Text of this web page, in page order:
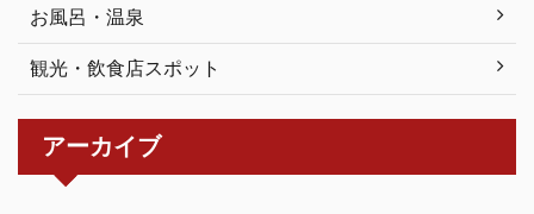
お風呂・温泉
観光・飲食店スポット
アーカイブ